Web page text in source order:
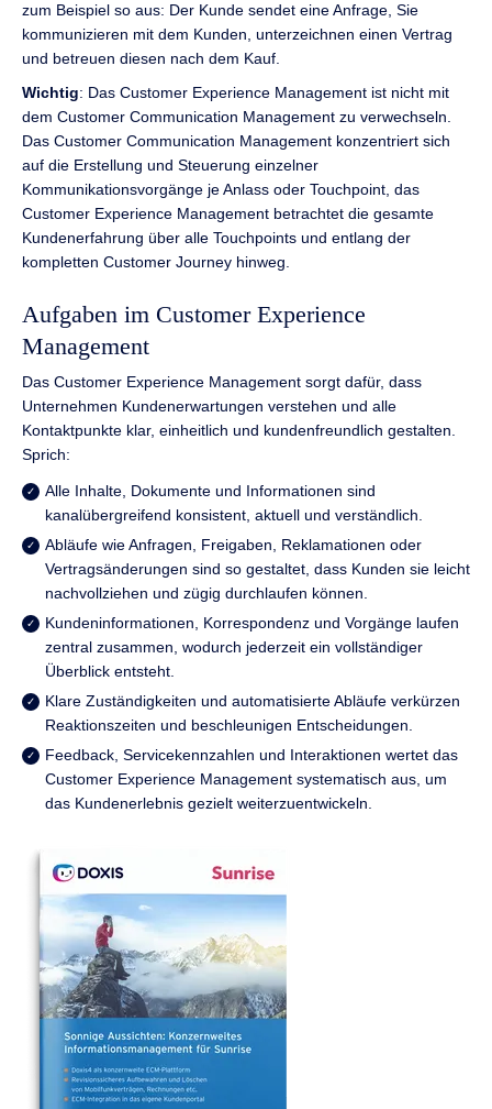
zum Beispiel so aus: Der Kunde sendet eine Anfrage, Sie
kommunizieren mit dem Kunden, unterzeichnen einen Vertrag
und betreuen diesen nach dem Kauf.
Wichtig: Das Customer Experience Management ist nicht mit
dem Customer Communication Management zu verwechseln.
Das Customer Communication Management konzentriert sich
auf die Erstellung und Steuerung einzelner
Kommunikationsvorgänge je Anlass oder Touchpoint, das
Customer Experience Management betrachtet die gesamte
Kundenerfahrung über alle Touchpoints und entlang der
kompletten Customer Journey hinweg.
Aufgaben im Customer Experience
Management
Das Customer Experience Management sorgt dafür, dass
Unternehmen Kundenerwartungen verstehen und alle
Kontaktpunkte klar, einheitlich und kundenfreundlich gestalten.
Sprich:
Alle Inhalte, Dokumente und Informationen sind
kanalübergreifend konsistent, aktuell und verständlich.
Abläufe wie Anfragen, Freigaben, Reklamationen oder
Vertragsänderungen sind so gestaltet, dass Kunden sie leicht
nachvollziehen und zügig durchlaufen können.
Kundeninformationen, Korrespondenz und Vorgänge laufen
zentral zusammen, wodurch jederzeit ein vollständiger
Überblick entsteht.
Klare Zuständigkeiten und automatisierte Abläufe verkürzen
Reaktionszeiten und beschleunigen Entscheidungen.
Feedback, Servicekennzahlen und Interaktionen wertet das
Customer Experience Management systematisch aus, um
das Kundenerlebnis gezielt weiterzuentwickeln.